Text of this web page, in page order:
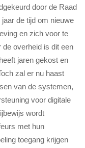
door de Raad
de tijd om nieuwe
en zich voor te
de overheid is dit een
jaren gekost en
zal er nu haast
van de systemen,
voor digitale
wordt
met hun
toegang krijgen